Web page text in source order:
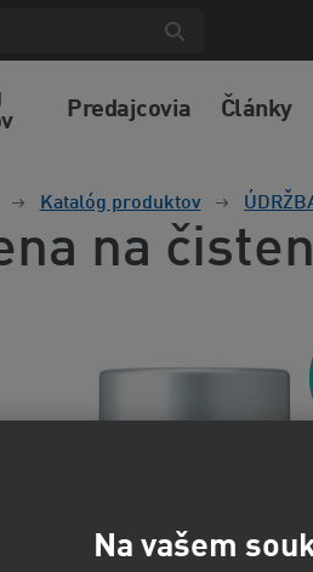
Predajcovia Články
Katalóg produktov
na
Na vašem